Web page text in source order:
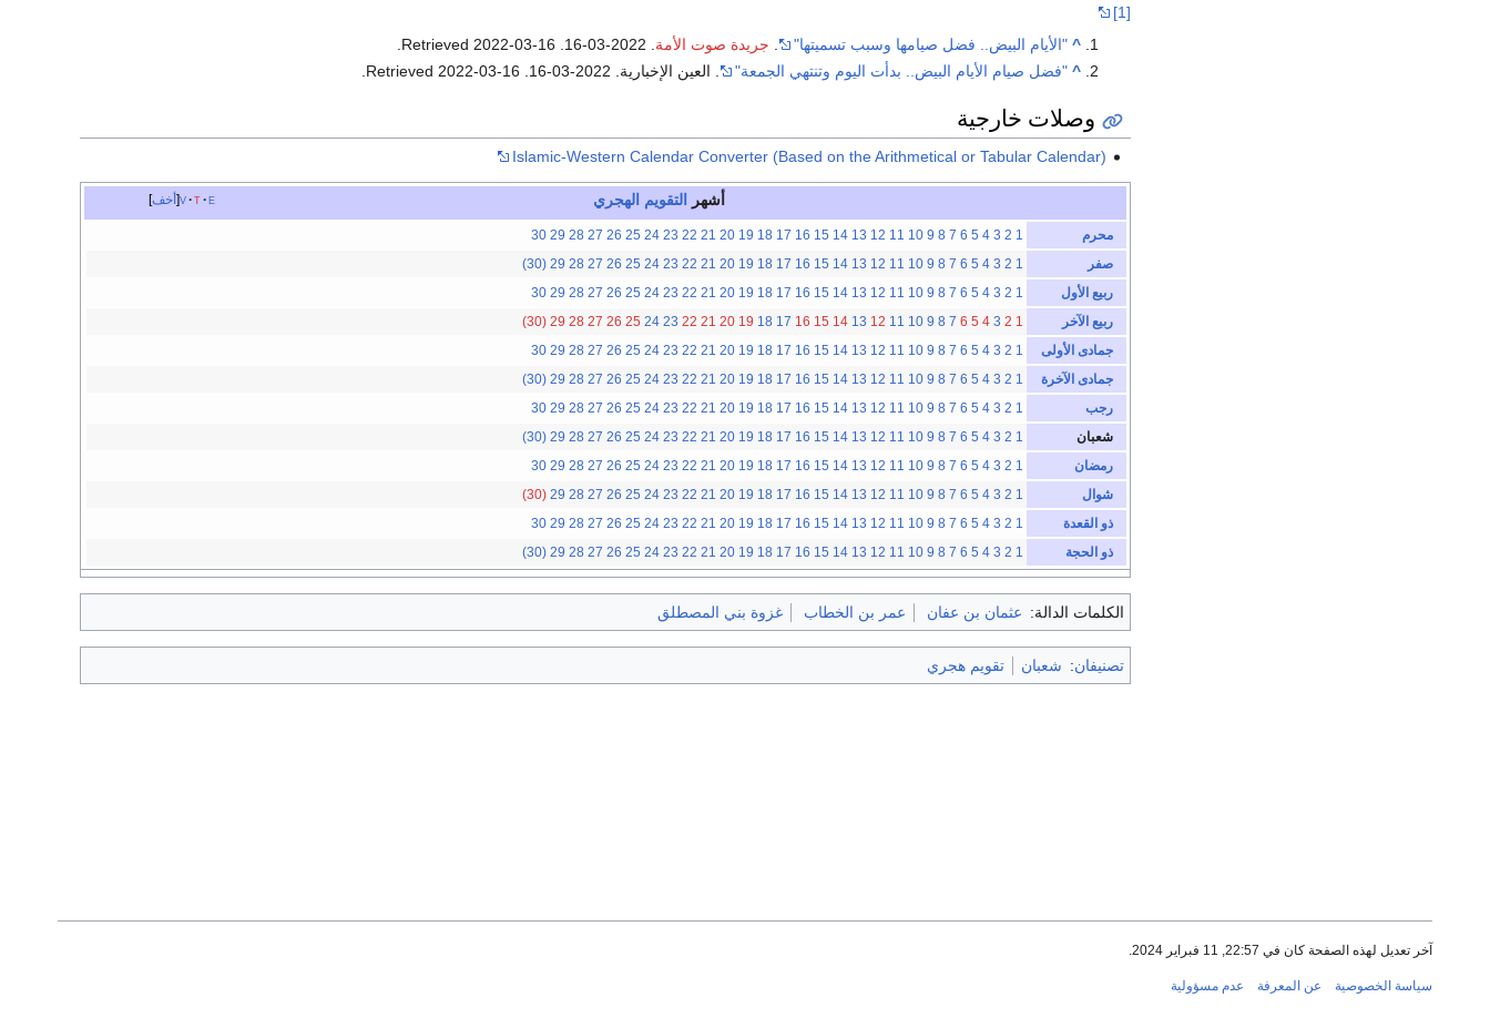
[1]
^ "الأيام البيض.. فضل صيامها وسبب تسميتها" . جريدة صوت الأمة. 2022-03-16
. Retrieved
2022-03-16
.
^ "فضل صيام الأيام البيض.. بدأت اليوم وتنتهي الجمعة" . العين الإخبارية. 2022-03-16 2022-03-16
وصلات خارجية
Islamic-Western Calendar Converter (Based on the Arithmetical or Tabular Calendar)
أخف v t e أشهر التقويم الهجري
محرم 1
2
3
4
5
6
7
8
9
10
11
12
13
14
15
16
17
18
19
20
21
22
23
24
25
26
27
28
29
30
صفر
1
2
3
4
5
6
7
8
9
10
11
12
13
14
15
16
17
18
19
20
21
22
23
24
25
26
27
28
29
(30)
ربيع الأول
1
2
3
4
5
6
7
8
9
10
11
12
13
14
15
16
17
18
19
20
21
22
23
24
25
26
27
28
29
30
ربيع الآخر
1
2
3
4
5
6
7
8
9
10
11
12
13
14
15
16
17
18
19
20
21
22
23
24
25
26
27
28
29
(30)
جمادى الأولى
1
2
3
4
5
6
7
8
9
10
11
12
13
14
15
16
17
18
19
20
21
22
23
24
25
26
27
28
29
30
جمادى الآخرة
1
2
3
4
5
6
7
8
9
10
11
12
13
14
15
16
17
18
19
20
21
22
23
24
25
26
27
28
29
(30)
رجب
1
2
3
4
5
6
7
8
9
10
11
12
13
14
15
16
17
18
19
20
21
22
23
24
25
26
27
28
29
30
شعبان
1
2
3
4
5
6
7
8
9
10
11
12
13
14
15
16
17
18
19
20
21
22
23
24
25
26
27
28
29
(30)
رمضان
1
2
3
4
5
6
7
8
9
10
11
12
13
14
15
16
17
18
19
20
21
22
23
24
25
26
27
28
29
30
شوال
1
2
3
4
5
6
7
8
9
10
11
12
13
14
15
16
17
18
19
20
21
22
23
24
25
26
27
28
29
(30)
ذو القعدة
1
2
3
4
5
6
7
8
9
10
11
12
13
14
15
16
17
18
19
20
21
22
23
24
25
26
27
28
29
30
ذو الحجة
1
2
3
4
5
6
7
8
9
10
11
12
13
14
15
16
17
18
19
20
21
22
23
24
25
26
27
28
29
(30)
الكلمات الدالة: عثمان بن عفان عمر بن الخطاب غزوة بني المصطلق
تصنيفان: شعبان تقويم هجري
آخر تعديل لهذه الصفحة كان في 22:57, 11 فبراير 2024.
سياسة الخصوصية عن المعرفة عدم مسؤولية